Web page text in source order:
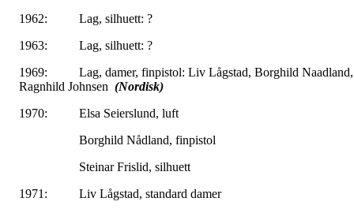
1962: Lag, silhuett: ?
1963: Lag, silhuett: ?
1969: Lag, damer, finpistol: Liv Lågstad, Borghild Naadland,
Ragnhild Johnsen (Nordisk)
1970: Elsa Seierslund, luft
Borghild Nådland, finpistol
Steinar Frislid, silhuett
1971: Liv Lågstad, standard damer